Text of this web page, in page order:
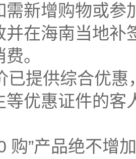
需新增购物或参
并在海南当地补
。
已提供综合优
等优惠证件的客
购”产品绝不增